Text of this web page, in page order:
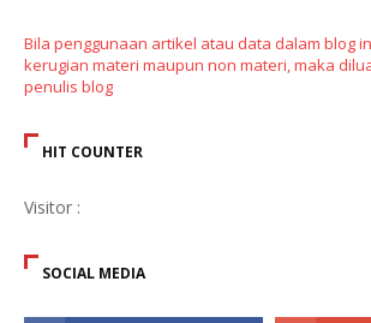
Bila penggunaan artikel atau data dalam blog
kerugian materi maupun non materi, maka
penulis blog
HIT COUNTER
Visitor :
SOCIAL MEDIA